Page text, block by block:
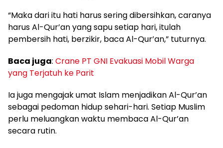
“Maka dari itu hati harus sering dibersihkan, caranya
harus Al-Qur’an yang sapu setiap hari, itulah
pembersih hati, berzikir, baca Al-Qur’an,” tuturnya.
Baca juga: Crane PT GNI Evakuasi Mobil Warga
yang Terjatuh ke Parit
Ia juga mengajak umat Islam menjadikan Al-Qur’an
sebagai pedoman hidup sehari-hari. Setiap Muslim
perlu meluangkan waktu membaca Al-Qur’an
secara rutin.